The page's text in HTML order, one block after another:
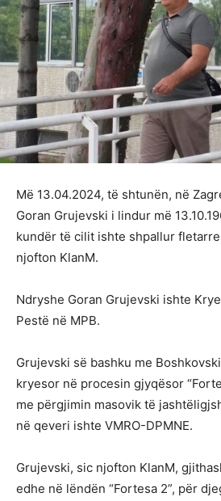
Më 13.04.2024, të shtunën, në
Goran Grujevski i lindur më
kundër të cilit ishte shpallur
njofton KlanM.
Ndryshe Goran Grujevski ishte
Pestë në MPB.
Grujevski së bashku me
kryesor në procesin gjyqësor
me përgjimin masovik të
në qeveri ishte VMRO-DPMNE.
Grujevski, sic njofton KlanM,
edhe në lëndën “Fortesa 2”, për